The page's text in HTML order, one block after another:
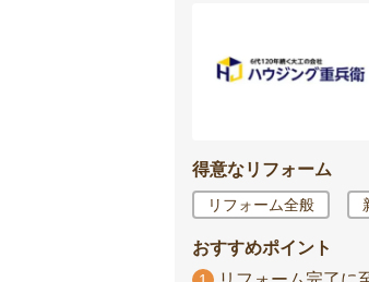
得意なリフォーム
リフォーム全般
おすすめポイント